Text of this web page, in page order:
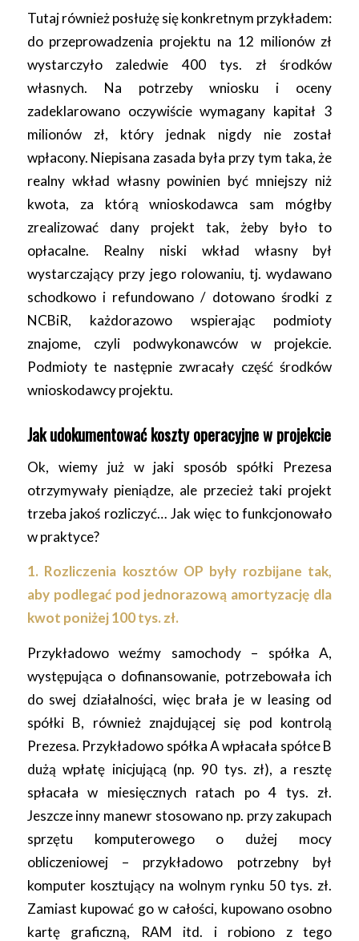
Tutaj również posłużę się konkretnym przykładem:
do przeprowadzenia projektu na 12 milionów zł
wystarczyło zaledwie 400 tys. zł środków
własnych. Na potrzeby wniosku i oceny
zadeklarowano oczywiście wymagany kapitał 3
milionów zł, który jednak nigdy nie został
wpłacony. Niepisana zasada była przy tym taka, że
realny wkład własny powinien być mniejszy niż
kwota, za którą wnioskodawca sam mógłby
zrealizować dany projekt tak, żeby było to
opłacalne. Realny niski wkład własny był
wystarczający przy jego rolowaniu, tj. wydawano
schodkowo i refundowano / dotowano środki z
NCBiR, każdorazowo wspierając podmioty
znajome, czyli podwykonawców w projekcie.
Podmioty te następnie zwracały część środków
wnioskodawcy projektu.
Jak udokumentować koszty operacyjne w projekcie
Ok, wiemy już w jaki sposób spółki Prezesa
otrzymywały pieniądze, ale przecież taki projekt
trzeba jakoś rozliczyć… Jak więc to funkcjonowało
w praktyce?
1. Rozliczenia kosztów OP były rozbijane tak,
aby podlegać pod jednorazową amortyzację dla
kwot poniżej 100 tys. zł.
Przykładowo weźmy samochody – spółka A,
występująca o dofinansowanie, potrzebowała ich
do swej działalności, więc brała je w leasing od
spółki B, również znajdującej się pod kontrolą
Prezesa. Przykładowo spółka A wpłacała spółce B
dużą wpłatę inicjującą (np. 90 tys. zł), a resztę
spłacała w miesięcznych ratach po 4 tys. zł.
Jeszcze inny manewr stosowano np. przy zakupach
sprzętu komputerowego o dużej mocy
obliczeniowej – przykładowo potrzebny był
komputer kosztujący na wolnym rynku 50 tys. zł.
Zamiast kupować go w całości, kupowano osobno
kartę graficzną, RAM itd. i robiono z tego